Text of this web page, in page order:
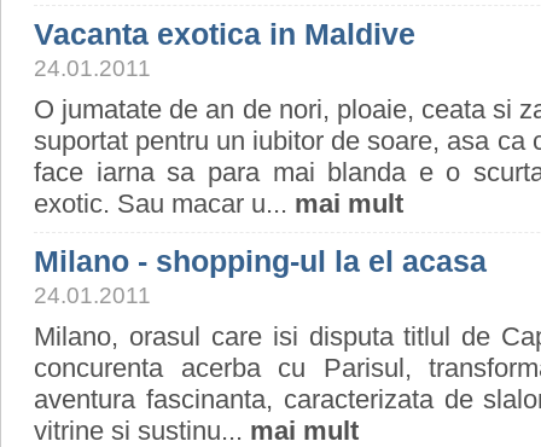
Vacanta exotica in Maldive
24.01.2011
O jumatate de an de nori, ploaie, ceata si
suportat pentru un iubitor de soare, asa ca
face iarna sa para mai blanda e o
exotic. Sau macar u... mai mult
Milano - shopping-ul la el acasa
24.01.2011
Milano, orasul care isi disputa titlul de
concurenta acerba cu Parisul,
aventura fascinanta, caracterizata de
vitrine si sustinu... mai mult